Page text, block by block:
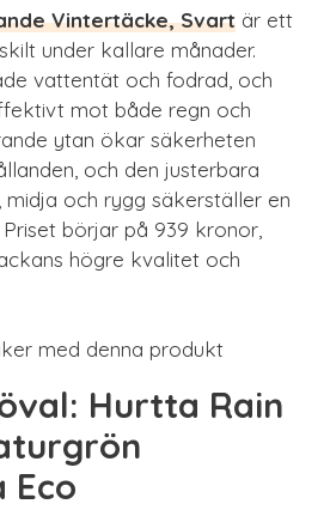
Vintertäcke, Svart är ett
under kallare månader.
vattentät och fodrad, och
mot både regn och
ytan ökar säkerheten
och den justerbara
midja och rygg säkerställer en
börjar på 939 kronor,
högre kvalitet och
med denna produkt
Hurtta Rain
Eco